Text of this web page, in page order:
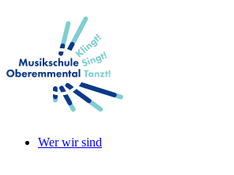
Wer wir sind